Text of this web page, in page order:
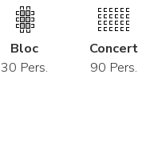
Bloc
30 Pers.
Concert
90 Pers.